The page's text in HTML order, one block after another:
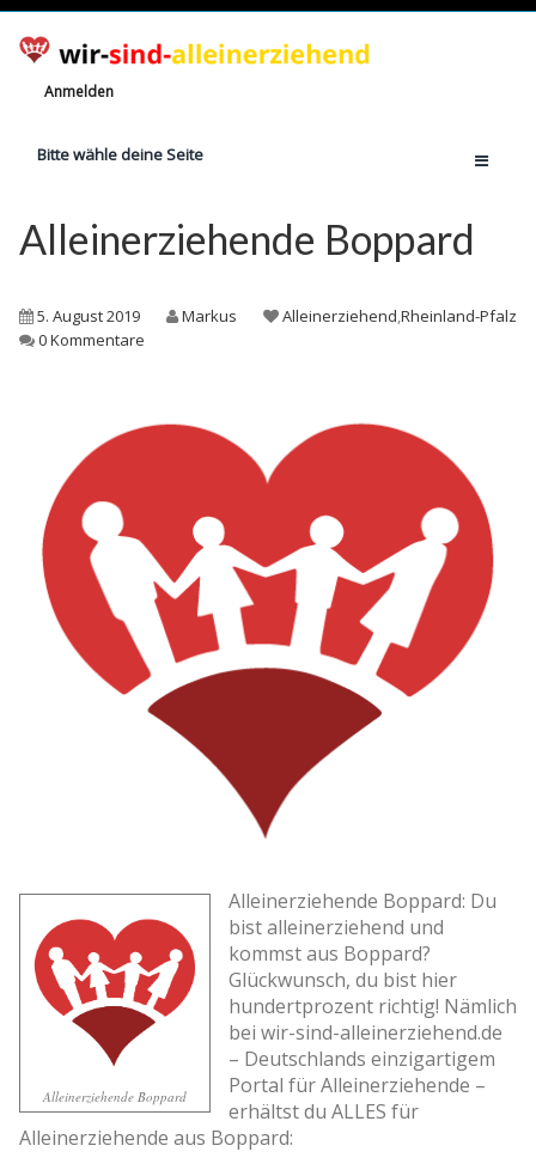
Anmelden
Bitte wähle deine Seite
Jetzt registrieren!
Anzahl Alleinerziehende
Wissen
Rechte
Alleinerziehende Boppard
5. August 2019 Markus Alleinerziehend,Rheinland-Pfalz
0 Kommentare
Alleinerziehende Boppard
Alleinerziehende Boppard: Du
bist alleinerziehend und
kommst aus Boppard?
Glückwunsch, du bist hier
hundertprozent richtig! Nämlich
bei wir-sind-alleinerziehend.de
– Deutschlands einzigartigem
Portal für Alleinerziehende –
erhältst du ALLES für
Alleinerziehende aus Boppard: